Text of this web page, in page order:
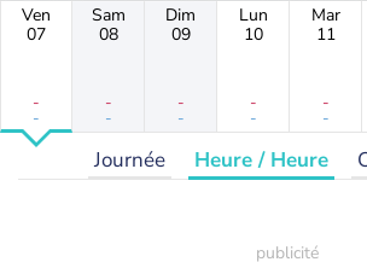
Ven
07
-
-
Sam
08
-
-
Dim
09
-
-
Lun
10
-
-
Mar
11
-
-
Journée Heure / Heure